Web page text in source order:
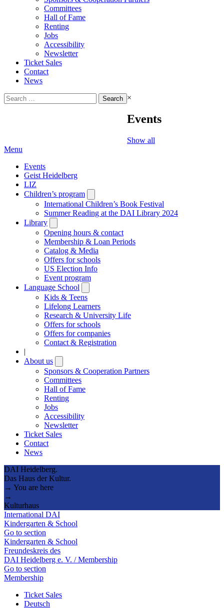
Committees
Hall of Fame
Renting
Jobs
Accessibility
Newsletter
Ticket Sales
Contact
News
Search
for:
×
Events
Show all
Menu
Events
Geist Heidelberg
LIZ
Children’s program
submenu
International Children’s Book Festival
Summer Reading at the DAI Library 2024
Library
submenu
Opening hours & contact
Membership & Loan Periods
Catalog & Media
Offers for schools
US Election Info
Event program
Language School
submenu
Kids & Teens
Lifelong Learners
Research & University Life
Offers for schools
Offers for companies
Contact & Registration
|
About us
submenu
Sponsors & Cooperation Partners
Committees
Hall of Fame
Renting
Jobs
Accessibility
Newsletter
Ticket Sales
Contact
News
DAI Heidelberg.
Das Haus der Kultur.
→ You are here
→
Kulturhaus
International DAI
Kindergarten & School
Go to section
Kindergarten & School
Freundeskreis des
DAI Heidelberg e. V. / Membership
Go to section
Membership
Ticket Sales
Deutsch